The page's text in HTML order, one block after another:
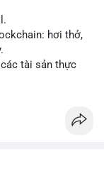
hơi thở,
tài sản thực
được đặt ra.